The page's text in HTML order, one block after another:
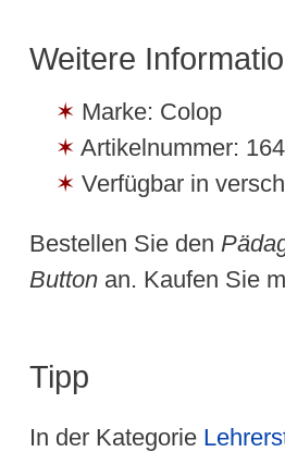
Weitere
Marke: Colop
Artikelnummer:
Verfügbar in
Bestellen Sie den
Buttonan. Kaufen Sie
Tipp
In der Kategorie